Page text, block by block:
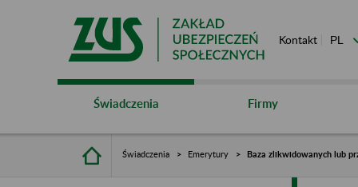
Kontakt
Świadczenia Firmy
Świadczenia Emerytury Baza zlikwidowanych lub